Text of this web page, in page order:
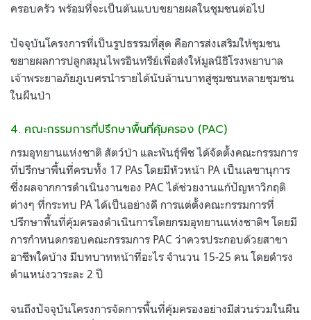
ครอบครัว พร้อมที่จะเป็นต้นแบบขยายผลในชุมชนต่อไป
ปัจจุบันโครงการที่เป็นรูปธรรมที่สุด คือการส่งเสริมให้ชุมชน
ขยายผลการปลูกสมุนไพรอินทรีย์เพื่อส่งให้มูลนิธิโรงพยาบาล
เจ้าพระยาอภัยภูเบศรนำรายได้นับล้านบาทสู่ชุมชนหลายชุมชน
ในผืนป่า
4. คณะกรรมการที่ปรึกษาพื้นที่คุ้มครอง (PAC)
กรมอุทยานแห่งชาติ สัตว์ป่า และพันธุ์พืช ได้จัดตั้งคณะกรรมการ
ที่ปรึกษาพื้นที่ครบทั้ง 17 PAs โดยมีหัวหน้า PA เป็นเลขานุการ
ซึ่งผลจากการดำเนินงานของ PAC ได้ช่วยงานแก้ปัญหาวิกฤติ
ต่างๆ ที่กระทบ PA ได้เป็นอย่างดี การแต่ตั้งคณะกรรมการที่
ปรึกษาพื้นที่คุ้มครองดำเนินการโดยกรมอุทยานแห่งชาติฯ โดยมี
การกำหนดกรอบคณะกรรมการ PAC ว่าควรประกอบด้วยสาขา
อาชีพใดบ้าง มีบทบาทหน้าที่อะไร จำนวน 15-25 คน โดยดำรง
ตำแหน่งวาระละ 2 ปี
จนถึงปัจจุบันโครงการจัดการพื้นที่คุ้มครองอย่างมีส่วนร่วมในผืน